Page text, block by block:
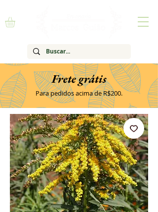
Frete grátis
Para pedidos acima de R$200.